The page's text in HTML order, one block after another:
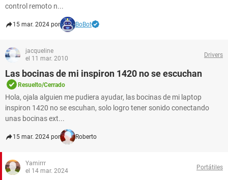
control remoto n...
15 mar. 2024 por BoBot
jacqueline
el 11 mar. 2010
Drivers
Las bocinas de mi inspiron 1420 no se escuchan
Resuelto/Cerrado
Hola, ojala alguien me pudiera ayudar, las bocinas de mi laptop
inspiron 1420 no se escuhan, solo logro tener sonido conectando
unas bocinas ext...
15 mar. 2024 por Roberto
Yamirrr
el 14 mar. 2024
Portátiles